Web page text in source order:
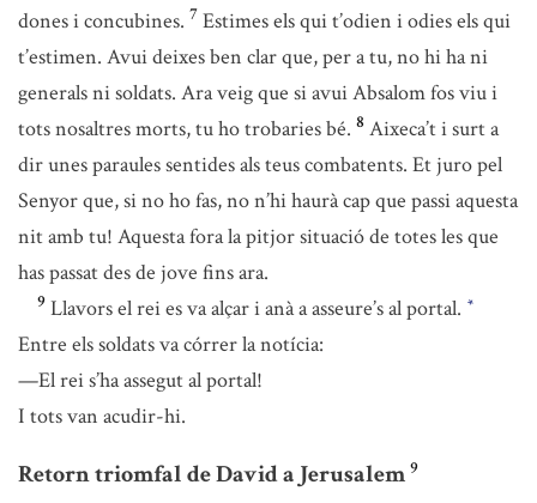
dones i concubines. 7 Estimes els qui t’odien i odies els qui
t’estimen. Avui deixes ben clar que, per a tu, no hi ha ni
generals ni soldats. Ara veig que si avui Absalom fos viu i
tots nosaltres morts, tu ho trobaries bé. 8 Aixeca’t i surt a
dir unes paraules sentides als teus combatents. Et juro pel
Senyor que, si no ho fas, no n’hi haurà cap que passi aquesta
nit amb tu! Aquesta fora la pitjor situació de totes les que
has passat des de jove fins ara.
9 Llavors el rei es va alçar i anà a asseure’s al portal. *
Entre els soldats va córrer la notícia:
—El rei s’ha assegut al portal!
I tots van acudir-hi.
Retorn triomfal de David a Jerusalem 9